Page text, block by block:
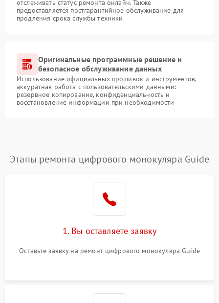
отслеживать статус ремонта онлайн. Также
предоставляется постгарантийное обслуживание для
продления срока службы техники
Оригинальные программные решение и
безопасное обслуживание данных
Использование официальных прошивок и инструментов,
аккуратная работа с пользовательскими данными:
резервное копирование, конфиденциальность и
восстановление информации при необходимости
Этапы ремонта цифрового монокуляра Guide
1. Вы оставляете заявку
Оставьте заявку на ремонт цифрового монокуляра Guide